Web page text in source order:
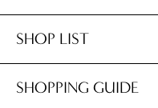
SHOP LIST
SHOPPING GUIDE